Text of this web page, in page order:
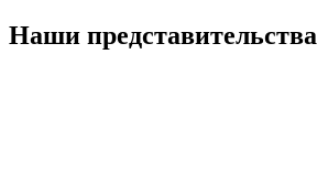
Наши представительства